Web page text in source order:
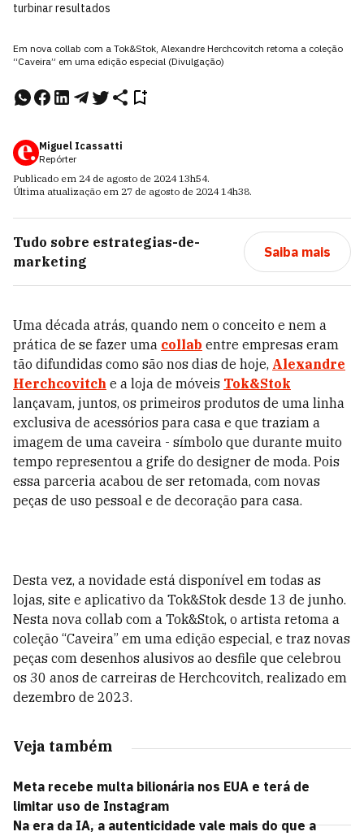
turbinar resultados
Em nova collab com a Tok&Stok, Alexandre Herchcovitch retoma a coleção
“Caveira” em uma edição especial (Divulgação)
Miguel Icassatti
Repórter
Publicado em 24 de agosto de 2024 13h54.
Última atualização em 27 de agosto de 2024 14h38.
Tudo sobre estrategias-de-
marketing
Saiba mais
Uma década atrás, quando nem o conceito e nem a
prática de se fazer uma collab entre empresas eram
tão difundidas como são nos dias de hoje, Alexandre
Herchcovitch e a loja de móveis Tok&Stok
lançavam, juntos, os primeiros produtos de uma linha
exclusiva de acessórios para casa e que traziam a
imagem de uma caveira - símbolo que durante muito
tempo representou a grife do designer de moda. Pois
essa parceria acabou de ser retomada, com novas
peças de uso pessoal e de decoração para casa.
Desta vez, a novidade está disponível em todas as
lojas, site e aplicativo da Tok&Stok desde 13 de junho.
Nesta nova collab com a Tok&Stok, o artista retoma a
coleção “Caveira” em uma edição especial, e traz novas
peças com desenhos alusivos ao desfile que celebrou
os 30 anos de carreiras de Herchcovitch, realizado em
dezembro de 2023.
Veja também
Meta recebe multa bilionária nos EUA e terá de
limitar uso de Instagram
Na era da IA, a autenticidade vale mais do que a